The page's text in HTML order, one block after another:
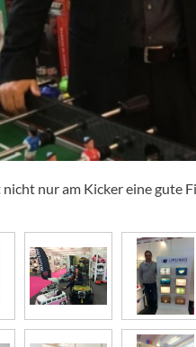
nur am Kicker eine gute